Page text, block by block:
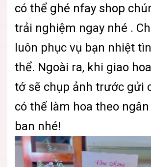
có thể ghé nfay shop
trải nghiệm ngay nhé .
luôn phục vụ bạn nhiệt
thể. Ngoài ra, khi giao
tớ sẽ chụp ảnh trước gửi
có thể làm hoa theo
ban nhé!